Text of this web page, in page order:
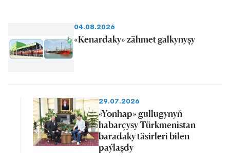
04.08.2026
«Kenardaky» zähmet galkynyşy
29.07.2026
«Yonhap» gullugynyň
habarçysy Türkmenistan
baradaky täsirleri bilen
paýlaşdy